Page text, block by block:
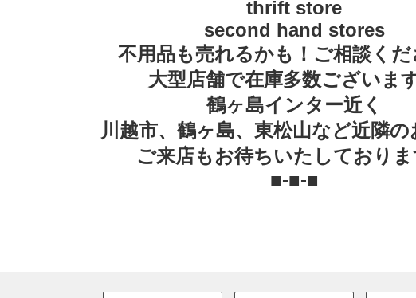
thrift store
second hand stores
不用品も売れるかも！ご相談くだ
大型店舗で在庫多数ございま
鶴ヶ島インター近く
川越市、鶴ヶ島、東松山など近隣の
ご来店もお待ちいたしておりま
■-■-■